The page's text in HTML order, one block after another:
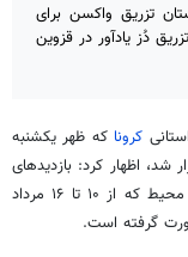
تزریق واکسن برای
دُز یادآور در قزوین
کرونا که ظهر یکشنبه
شد، اظهار کرد: بازدیدهای
حوزه معاونت بهداشتی، بهداشت حرفه‌ای و بهداشت محیط که از ۱۰ تا ۱۶ مرداد